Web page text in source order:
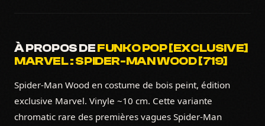
À PROPOS DEFUNKO POP [EXCLUSIVE]
MARVEL : SPIDER-MAN WOOD [719]
Spider-Man Wood en costume de bois peint, édition
exclusive Marvel. Vinyle ~10 cm. Cette variante
chromatic rare des premières vagues Spider-Man